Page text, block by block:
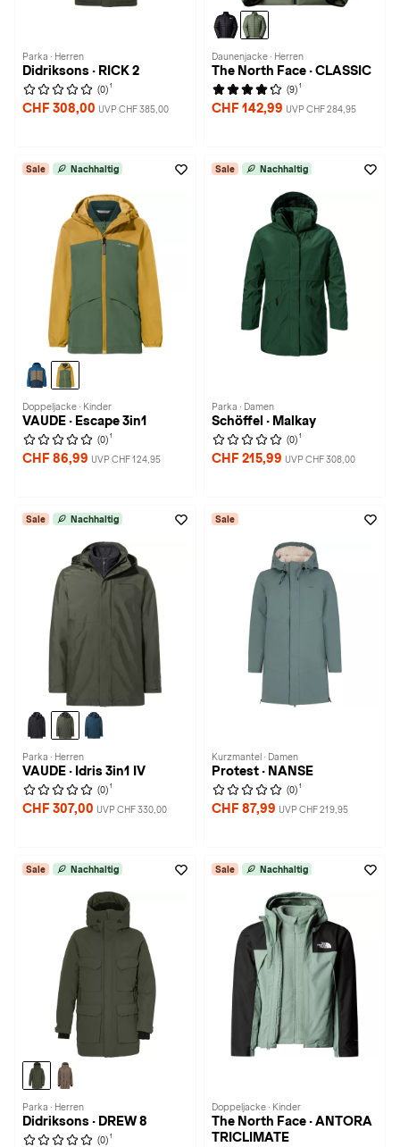
Parka · Herren
Didriksons · RICK 2
(0) 1
CHF 308,00 UVP CHF 385,00
Daunenjacke · Herren
The North Face · CLASSIC
(9) 1
CHF 142,99 UVP CHF 284,95
Sale Nachhaltig
Doppeljacke · Kinder
VAUDE · Escape 3in1
(0) 1
CHF 86,99 UVP CHF 124,95
Sale Nachhaltig
Parka · Damen
Schöffel · Malkay
(0) 1
CHF 215,99 UVP CHF 308,00
Sale Nachhaltig
Parka · Herren
VAUDE · Idris 3in1 IV
(0) 1
CHF 307,00 UVP CHF 330,00
Sale
Kurzmantel · Damen
Protest · NANSE
(0) 1
CHF 87,99 UVP CHF 219,95
Sale Nachhaltig
Parka · Herren
Didriksons · DREW 8
(0) 1
Sale Nachhaltig
Doppeljacke · Kinder
The North Face · ANTORA
TRICLIMATE